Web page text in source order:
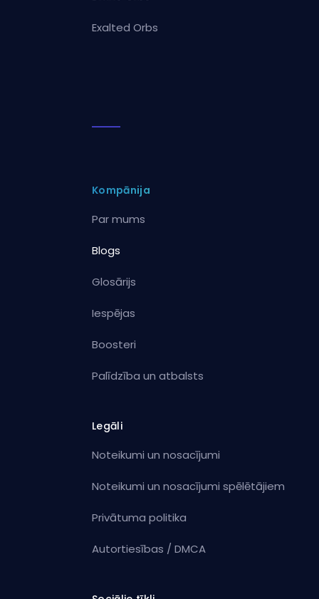
Exalted Orbs
Kompānija
Par mums
Blogs
Glosārijs
Iespējas
Boosteri
Palīdzība un atbalsts
Legāli
Noteikumi un nosacījumi
Noteikumi un nosacījumi spēlētājiem
Privātuma politika
Autortiesības / DMCA